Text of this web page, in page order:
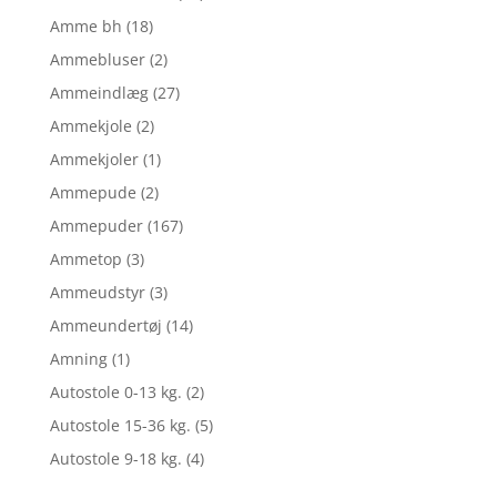
Amme bh (18)
Ammebluser (2)
Ammeindlæg (27)
Ammekjole (2)
Ammekjoler (1)
Ammepude (2)
Ammepuder (167)
Ammetop (3)
Ammeudstyr (3)
Ammeundertøj (14)
Amning (1)
Autostole 0-13 kg. (2)
Autostole 15-36 kg. (5)
Autostole 9-18 kg. (4)